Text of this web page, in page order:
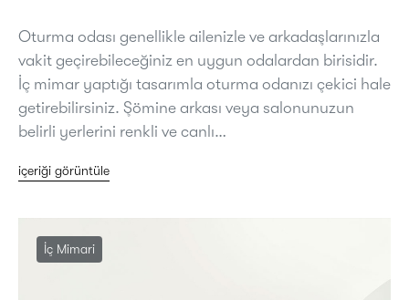
Oturma odası genellikle ailenizle ve arkadaşlarınızla
vakit geçirebileceğiniz en uygun odalardan birisidir.
İç mimar yaptığı tasarımla oturma odanızı çekici hale
getirebilirsiniz. Şömine arkası veya salonunuzun
belirli yerlerini renkli ve canlı…
içeriği görüntüle
İç Mimari